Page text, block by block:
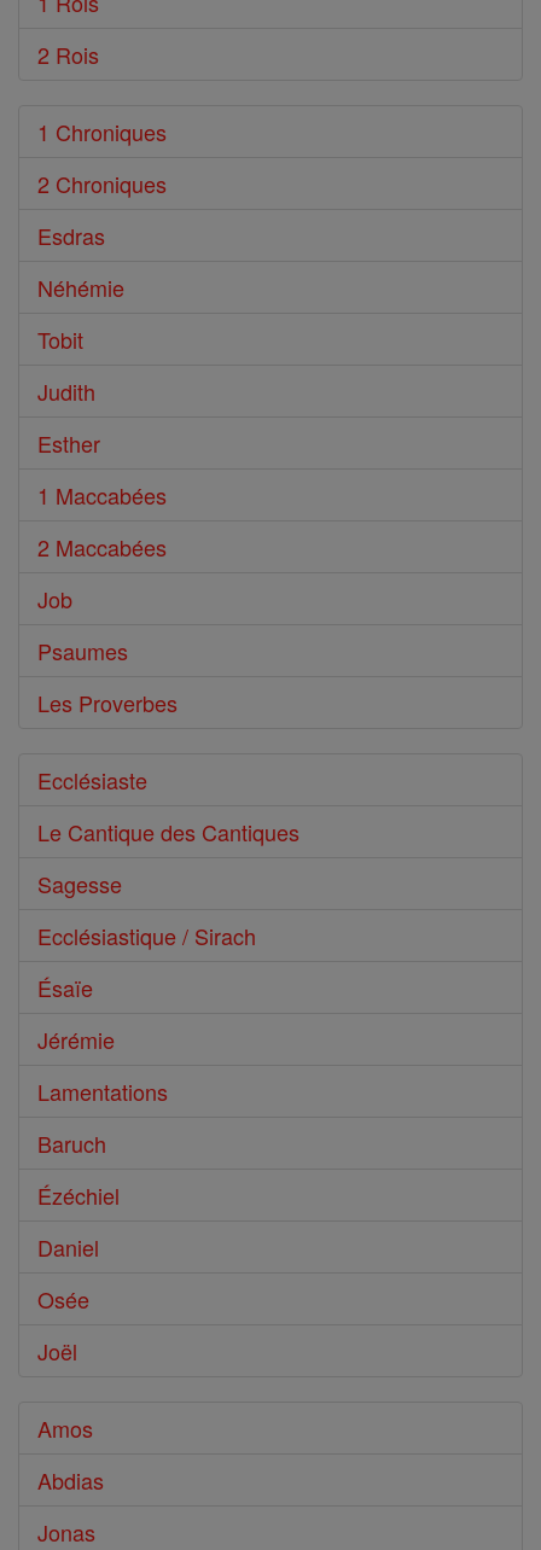
2 Rois
1 Chroniques
2 Chroniques
Esdras
Néhémie
Tobit
Judith
Esther
1 Maccabées
2 Maccabées
Job
Psaumes
Les Proverbes
Ecclésiaste
Le Cantique des Cantiques
Sagesse
Ecclésiastique / Sirach
Ésaïe
Jérémie
Lamentations
Baruch
Ézéchiel
Daniel
Osée
Joël
Amos
Abdias
Jonas